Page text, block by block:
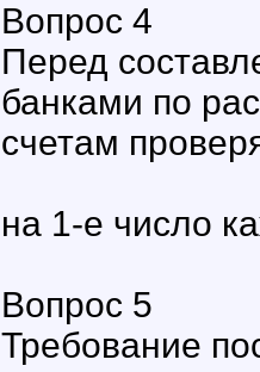
Вопрос 4
Перед
банками по
счетам
на 1-е число
Вопрос 5
Требование